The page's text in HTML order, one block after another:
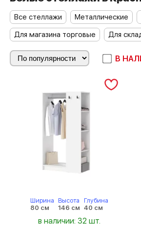
Все стеллажи Металлические
Для магазина торговые
Для
В
Ширина
80 см
Высота
146 см
Глубина
40 см
в наличии: 32 шт.